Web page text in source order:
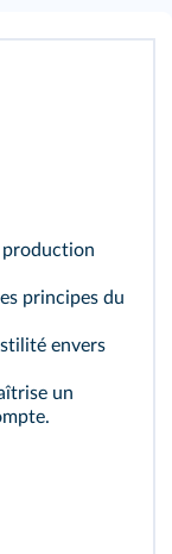
production
principes du
envers
un